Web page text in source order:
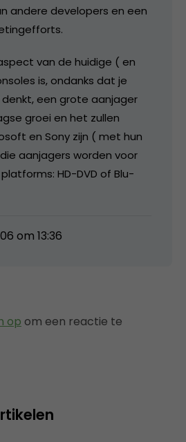
andere developers en een
van de huidige ( en
is, ondanks dat je
een grote aanjager
groei en het zullen
en Sony zijn ( met hun
aanjagers worden voor
HD-DVD of Blu-
om 13:36
op om een reactie te